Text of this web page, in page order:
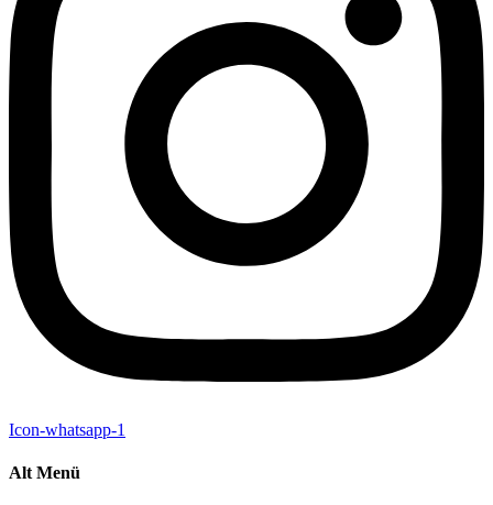
Icon-whatsapp-1
Alt Menü